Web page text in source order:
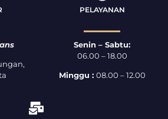
PELAYANAN
Senin – Sabtu:
06.00 – 18.00
Minggu : 08.00 – 12.00